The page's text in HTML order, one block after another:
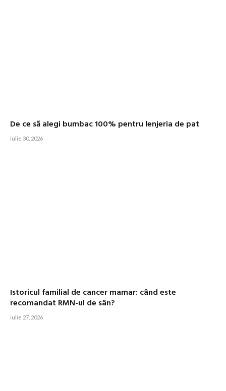
De ce să alegi bumbac 100% pentru lenjeria de pat
iulie 30, 2026
Istoricul familial de cancer mamar: când este
recomandat RMN-ul de sân?
iulie 27, 2026